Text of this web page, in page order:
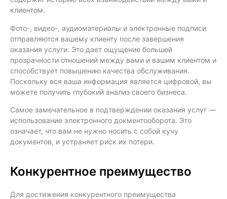
клиентом.
Фото-, видео-, аудиоматериалы и электронные подписи
отправляются вашему клиенту после завершения
оказания услуги. Это дает ощущение большей
прозрачности отношений между вами и вашим клиентом и
способствует повышению качества обслуживания.
Поскольку вся ваша информация является цифровой, вы
можете получить глубокий анализ своего бизнеса.
Самое замечательное в подтверждении оказания услуг —
использование электронного докментооборота. Это
означает, что вам не нужно носить с собой кучу
документов, и устраняет риск их потери.
Конкурентное преимущество
Для достижения конкурентного преимущества